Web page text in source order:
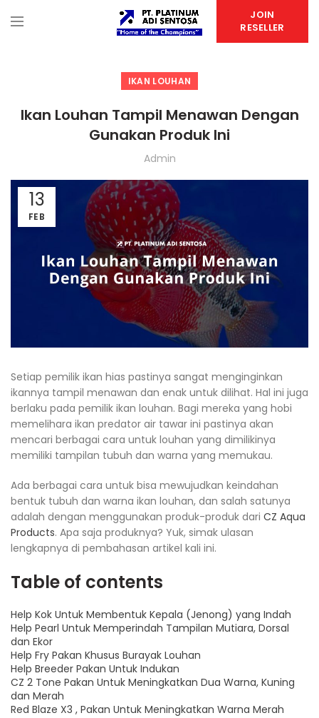
JOIN
RESELLER
IKAN LOUHAN
Ikan Louhan Tampil Menawan Dengan
Gunakan Produk Ini
Admin
13
FEB
Setiap pemilik ikan hias pastinya sangat menginginkan
ikannya tampil menawan dan enak untuk dilihat. Hal ini juga
berlaku pada pemilik ikan louhan. Bagi mereka yang hobi
memelihara ikan predator air tawar ini pastinya akan
mencari berbagai cara untuk louhan yang dimilikinya
memiliki tampilan tubuh dan warna yang memukau.
Ada berbagai cara untuk bisa mewujudkan keindahan
bentuk tubuh dan warna ikan louhan, dan salah satunya
adalah dengan menggunakan produk-produk dari CZ Aqua
Products. Apa saja produknya? Yuk, simak ulasan
lengkapnya di pembahasan artikel kali ini.
Table of contents
Help Kok Untuk Membentuk Kepala (Jenong) yang Indah
Help Pearl Untuk Memperindah Tampilan Mutiara, Dorsal
dan Ekor
Help Fry Pakan Khusus Burayak Louhan
Help Breeder Pakan Untuk Indukan
CZ 2 Tone Pakan Untuk Meningkatkan Dua Warna, Kuning
dan Merah
Red Blaze X3 , Pakan Untuk Meningkatkan Warna Merah